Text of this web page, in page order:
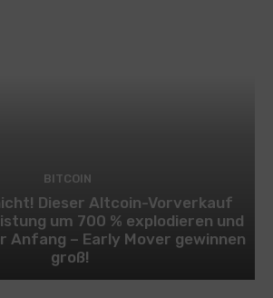
BITCOIN
Dieser Altcoin-Vorverkauf
um 700 % explodieren und
Anfang – Early Mover gewinnen
groß!